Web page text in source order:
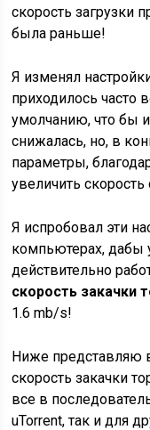
скорость загрузки
была раньше!
Я изменял
приходилось часто
умолчанию, что бы
снижалась, но, в
параметры,
увеличить скорость
Я испробовал эти
компьютерах, дабы
действительно
скорость закачки
1.6 mb/s!
Ниже представляю
скорость закачки
все в
uTorrent, так и для